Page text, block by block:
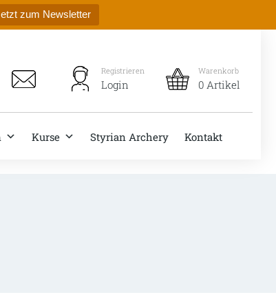
zum Newsletter
Registrieren
Login
Warenkorb
0 Artikel
Kurse Styrian Archery Kontakt